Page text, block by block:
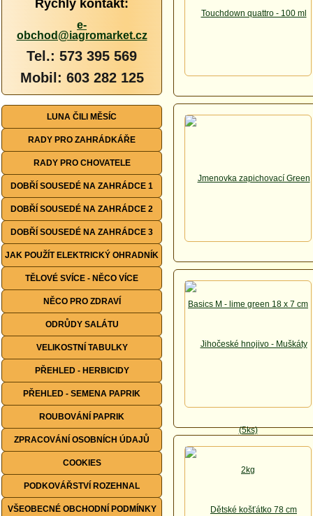
Rychlý kontakt:
e-
obchod@iagromarket.cz
Tel.: 573 395 569
Mobil: 603 282 125
LUNA ČILI MĚSÍC
RADY PRO ZAHRÁDKÁŘE
RADY PRO CHOVATELE
DOBŘÍ SOUSEDÉ NA ZAHRÁDCE 1
DOBŘÍ SOUSEDÉ NA ZAHRÁDCE 2
DOBŘÍ SOUSEDÉ NA ZAHRÁDCE 3
JAK POUŽÍT ELEKTRICKÝ OHRADNÍK
TĚLOVÉ SVÍCE - NĚCO VÍCE
NĚCO PRO ZDRAVÍ
ODRŮDY SALÁTU
VELIKOSTNÍ TABULKY
PŘEHLED - HERBICIDY
PŘEHLED - SEMENA PAPRIK
ROUBOVÁNÍ PAPRIK
ZPRACOVÁNÍ OSOBNÍCH ÚDAJŮ
COOKIES
PODKOVÁŘSTVÍ ROZEHNAL
VŠEOBECNÉ OBCHODNÍ PODMÍNKY